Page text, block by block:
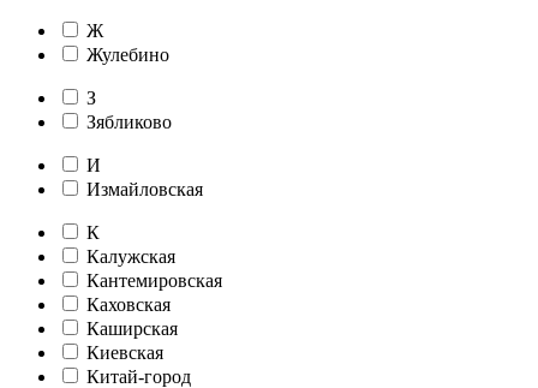
Ж
Жулебино
З
Зябликово
И
Измайловская
К
Калужская
Кантемировская
Каховская
Каширская
Киевская
Китай-город